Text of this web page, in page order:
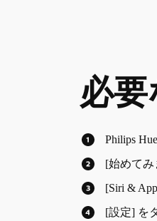
必要
Philips
[始めてみ
[Siri &
[設定] を